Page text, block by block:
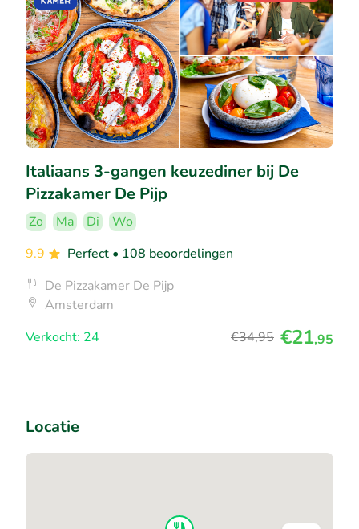
Italiaans 3-gangen keuzediner bij De
Pizzakamer De Pijp
Zo Ma Di
Wo
9.9
Perfect • 108 beoordelingen
De Pizzakamer De Pijp
Amsterdam
Verkocht: 24
€34,95 €21,95
Locatie